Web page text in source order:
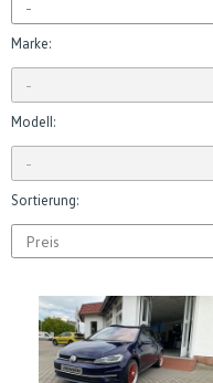
Marke:
Modell:
Sortierung: